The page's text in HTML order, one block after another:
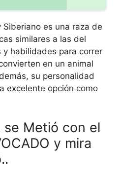
Siberiano es una raza de
similares a las del
y habilidades para correr
en un animal
su personalidad
excelente opción como
se Metió con el
y mira